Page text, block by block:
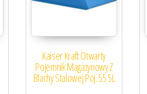
Kaiser Kraft Otwarty
Pojemnik Magazynowy Z
Blachy Stalowej Poj. 55 5L